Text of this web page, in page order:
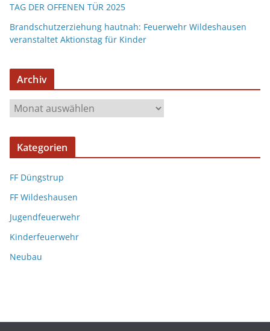
TAG DER OFFENEN TÜR 2025
Brandschutzerziehung hautnah: Feuerwehr Wildeshausen
veranstaltet Aktionstag für Kinder
Archiv
Kategorien
FF Düngstrup
FF Wildeshausen
Jugendfeuerwehr
Kinderfeuerwehr
Neubau